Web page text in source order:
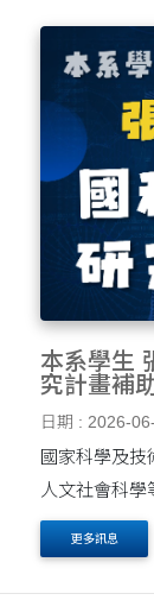
本系學生
究計畫補
日期 : 2026-
國家科學及
人文社會科
畫，鼓勵大專
究計畫、執行
更多訊息